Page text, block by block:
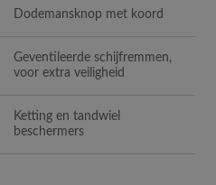
Dodemansknop met koord
Geventileerde schijfremmen,
voor extra veiligheid
Ketting en tandwiel
beschermers